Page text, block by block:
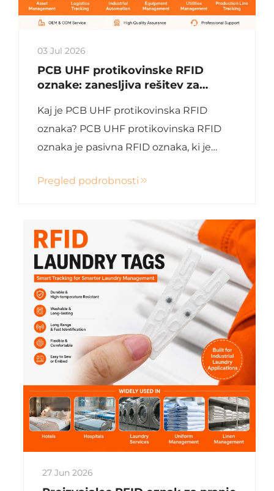
03 Jul 2026
PCB UHF protikovinske RFID
oznake: zanesljiva rešitev za
Kaj je PCB UHF protikovinska RFID
oznaka? PCB UHF protikovinska RFID
oznaka je pasivna RFID oznaka, ki je
kovinskih površinah. V nasprotju s
prilepiti na kovino izkušajo motnje
signala, PCB protikovinske oznake ...
Pregled podrobnosti
27 Jun 2026